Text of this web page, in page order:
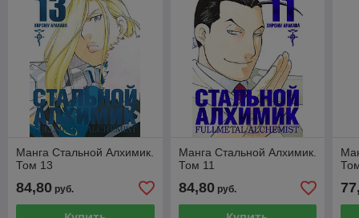
Манга Стальной Алхимик.
Том 13
84,80 руб.
Манга Стальной Алхимик.
Том 11
84,80руб.